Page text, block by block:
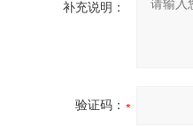
补充说明：
验证码：